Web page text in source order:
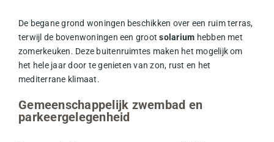
De begane grond woningen beschikken over een ruim terras,
terwijl de bovenwoningen een grootsolarium hebben met
zomerkeuken. Deze buitenruimtes maken het mogelijk om
het hele jaar door te genieten van zon, rust en het
mediterrane klimaat.
Gemeenschappelijk zwembad en
parkeergelegenheid